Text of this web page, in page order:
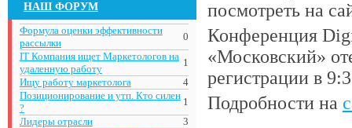
НАШ ФОРУМ
Формула оценки эффективности
рассылки
0
IT Компания ищет Маркетологов на
удаленную работу
1
Ищу работу маркетолога
4
Позиционирование и утп. Кто силен
?
1
Лидеры отрасли
3
посмотреть на
Конференция
«Московский»
регистрации в
Подробности на